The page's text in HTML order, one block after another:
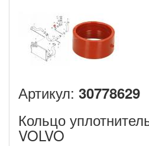
Артикул: 30778629
Кольцо
VOLVO